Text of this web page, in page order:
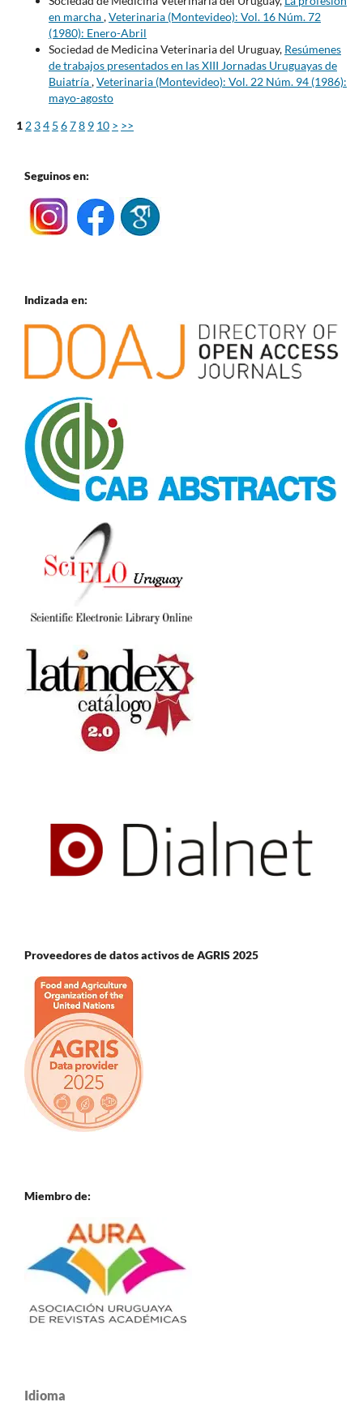
en marcha,Veterinaria (Montevideo): Vol. 16 Núm. 72
(1980): Enero-Abril
Sociedad de Medicina Veterinaria del Uruguay, Resúmenes
de trabajos presentados en las XIII Jornadas Uruguayas de
Buiatría,Veterinaria (Montevideo): Vol. 22 Núm. 94 (1986):
mayo-agosto
1 2 34 5 678 9 10 > >>
Seguinos en:
Indizada en:
Proveedores de datos activos de AGRIS 2025
Miembro de:
Idioma